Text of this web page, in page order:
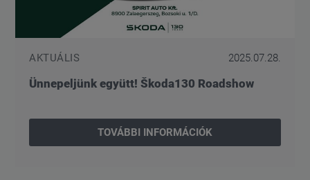
AKTUÁLIS 2025.07.28.
Ünnepeljünk együtt! Škoda130 Roadshow
TOVÁBBI INFORMÁCIÓK